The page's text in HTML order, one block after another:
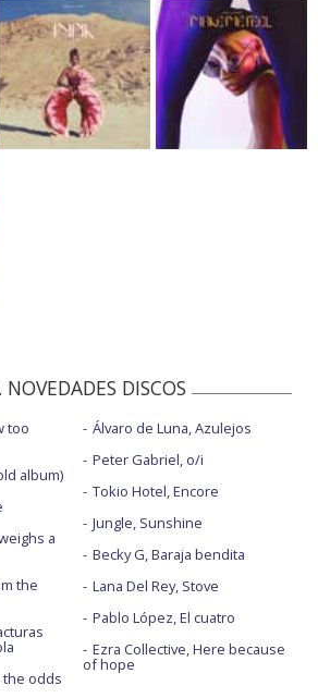
NOVEDADES DISCOS
too
album)
a
the
the odds
Álvaro de Luna, Azulejos
Peter Gabriel, o/i
Tokio Hotel, Encore
Jungle, Sunshine
Becky G, Baraja bendita
Lana Del Rey, Stove
Pablo López, El cuatro
Ezra Collective, Here because
of hope